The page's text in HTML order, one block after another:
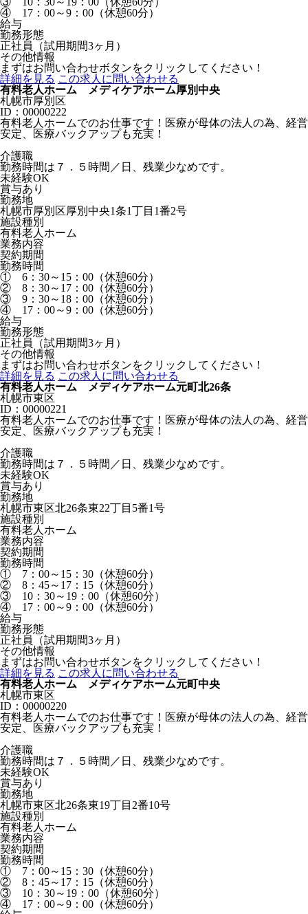
④ 17：00～9：00（休憩60分）
給与
勤務形態
正社員（試用期間3ヶ月）
その他情報
まずはお問い合わせボタンをクリックしてください！
詳細を見る この求人に問い合わせる
有料老人ホーム メディケアホーム厚別中央
札幌市厚別区
ID：00000222
有料老人ホームでのお仕事です！医療が母体の法人の為、経営
安定、医療バックアップも充実！
介護職
勤務時間は７．５時間／日、残業少なめです。
未経験OK
賞与あり
勤務地
札幌市厚別区厚別中央1条1丁目1番2号
施設種別
有料老人ホーム
業務内容
契約期間
勤務時間
① 6：30～15：00（休憩60分）
② 8：30～17：00（休憩60分）
③ 9：30～18：00（休憩60分）
④ 17：00～9：00（休憩60分）
給与
勤務形態
正社員（試用期間3ヶ月）
その他情報
まずはお問い合わせボタンをクリックしてください！
詳細を見る この求人に問い合わせる
有料老人ホーム メディケアホーム元町北26条
札幌市東区
ID：00000221
有料老人ホームでのお仕事です！医療が母体の法人の為、経営
安定、医療バックアップも充実！
介護職
勤務時間は７．５時間／日、残業少なめです。
未経験OK
賞与あり
勤務地
札幌市東区北26条東22丁目5番1号
施設種別
有料老人ホーム
業務内容
契約期間
勤務時間
① 7：00～15：30（休憩60分）
② 8：45～17：15（休憩60分）
③ 10：30～19：00（休憩60分）
④ 17：00～9：00（休憩60分）
給与
勤務形態
正社員（試用期間3ヶ月）
その他情報
まずはお問い合わせボタンをクリックしてください！
詳細を見る この求人に問い合わせる
有料老人ホーム メディケアホーム元町中央
札幌市東区
ID：00000220
有料老人ホームでのお仕事です！医療が母体の法人の為、経営
安定、医療バックアップも充実！
介護職
勤務時間は７．５時間／日、残業少なめです。
未経験OK
賞与あり
勤務地
札幌市東区北26条東19丁目2番10号
施設種別
有料老人ホーム
業務内容
契約期間
勤務時間
① 7：00～15：30（休憩60分）
② 8：45～17：15（休憩60分）
③ 10：30～19：00（休憩60分）
④ 17：00～9：00（休憩60分）